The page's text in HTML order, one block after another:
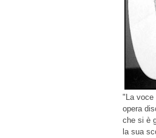
"La voce
opera
che si è
la sua